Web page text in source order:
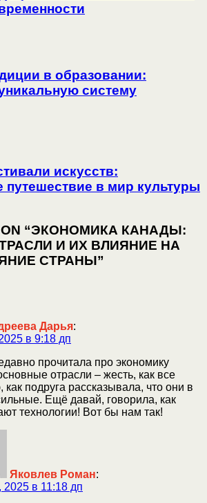
в образовании:
систему
искусств:
путешествие в мир культуры
ON “ЭКОНОМИКА КАНАДЫ:
И ИХ ВЛИЯНИЕ НА
СТРАНЫ”
Дарья:
в 9:18 дп
прочитала про экономику
отрасли – жесть, как все
подруга рассказывала, что они в
Ещё давай, говорила, как
технологии! Вот бы нам так!
Яковлев Роман:
2025 в 11:18 дп